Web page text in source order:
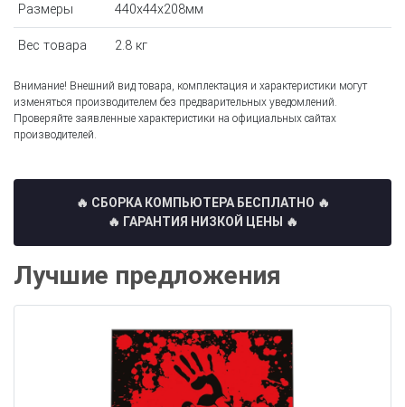
Размеры 440x44x208мм
Вес товара 2.8 кг
Внимание! Внешний вид товара, комплектация и характеристики могут
изменяться производителем без предварительных уведомлений.
Проверяйте заявленные характеристики на официальных сайтах
производителей.
🔥 СБОРКА КОМПЬЮТЕРА БЕСПЛАТНО 🔥
🔥 ГАРАНТИЯ НИЗКОЙ ЦЕНЫ 🔥
Лучшие предложения